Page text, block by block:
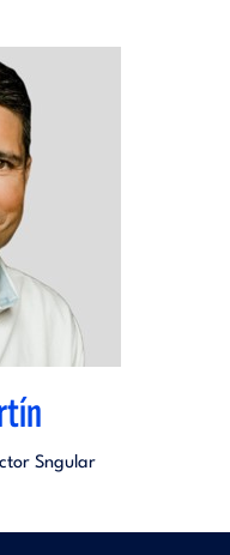
Sngular